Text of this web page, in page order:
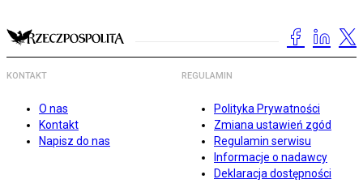
KONTAKT
O nas
Kontakt
Napisz do nas
REGULAMIN
Polityka Prywatności
Zmiana ustawień zgód
Regulamin serwisu
Informacje o nadawcy
Deklaracja dostępności